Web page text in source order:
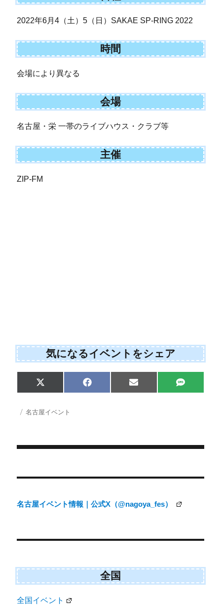
2022年6月4（土）5（日）SAKAE SP-RING 2022
時間
会場により異なる
会場
名古屋・栄 一帯のライブハウス・クラブ等
主催
ZIP-FM
気になるイベントをシェア
Share
on
X
(
w
i
r
Share
on
F
a
Share
on
E
m
Share
on
S
M
投 カ
名古屋イベント
稿
ビ
ー
ョ
ン
名古屋イベント情報｜公式X（@nagoya_fes）
全国
全国イベント